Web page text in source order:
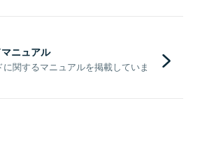
ニュアル
関するマニュアルを掲載していま